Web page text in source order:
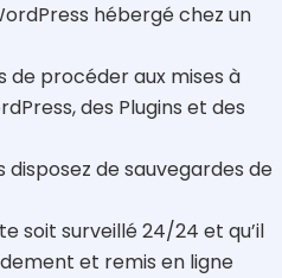
hébergé chez un
de procéder aux mises à
des Plugins et des
disposez de sauvegardes de
soit surveillé 24/24 et qu’il
et remis en ligne